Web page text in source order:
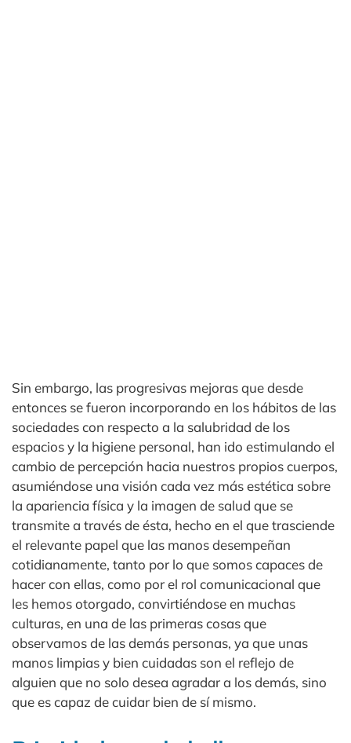
Sin embargo, las progresivas mejoras que desde
entonces se fueron incorporando en los hábitos de las
sociedades con respecto a la salubridad de los
espacios y la higiene personal, han ido estimulando el
cambio de percepción hacia nuestros propios cuerpos,
asumiéndose una visión cada vez más estética sobre
la apariencia física y la imagen de salud que se
transmite a través de ésta, hecho en el que trasciende
el relevante papel que las manos desempeñan
cotidianamente, tanto por lo que somos capaces de
hacer con ellas, como por el rol comunicacional que
les hemos otorgado, convirtiéndose en muchas
culturas, en una de las primeras cosas que
observamos de las demás personas, ya que unas
manos limpias y bien cuidadas son el reflejo de
alguien que no solo desea agradar a los demás, sino
que es capaz de cuidar bien de sí mismo.